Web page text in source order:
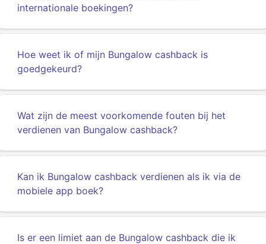
internationale boekingen?
Hoe weet ik of mijn Bungalow cashback is
goedgekeurd?
Wat zijn de meest voorkomende fouten bij het
verdienen van Bungalow cashback?
Kan ik Bungalow cashback verdienen als ik via de
mobiele app boek?
Is er een limiet aan de Bungalow cashback die ik